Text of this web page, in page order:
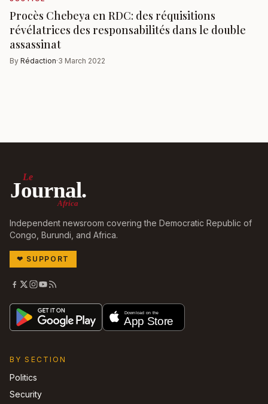
Procès Chebeya en RDC: des réquisitions
révélatrices des responsabilités dans le double
assassinat
By Rédaction·3 March 2022
Le
Journal.
Africa
Independent newsroom covering the Democratic Republic of
Congo, Burundi, and Africa.
❤ SUPPORT
BY SECTION
Politics
Security